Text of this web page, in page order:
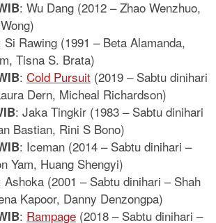
: Wu Dang (2012 – Zhao Wenzhuo,
Si Rawing (1991 – Beta Alamanda,
Tisna S. Brata)
: Cold Pursuit (2019 – Sabtu dinihari
Dern, Micheal Richardson)
: Jaka Tingkir (1983 – Sabtu dinihari
Bastian, Rini S Bono)
: Iceman (2014 – Sabtu dinihari –
Yam, Huang Shengyi)
Ashoka (2001 – Sabtu dinihari – Shah
Kapoor, Danny Denzongpa)
: Rampage (2018 – Sabtu dinihari –